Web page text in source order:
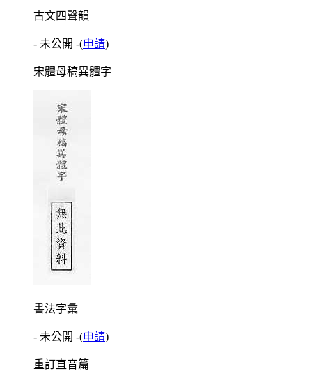
古文四聲韻
- 未公開 -(申請)
宋體母稿異體字
書法字彙
- 未公開 -(申請)
重訂直音篇